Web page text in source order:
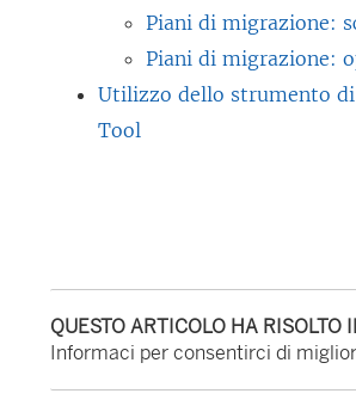
Piani di migrazione:
Piani di migrazione:
Utilizzo dello strumento di
Tool
QUESTO ARTICOLO HA RISOLTO
Informaci per consentirci di